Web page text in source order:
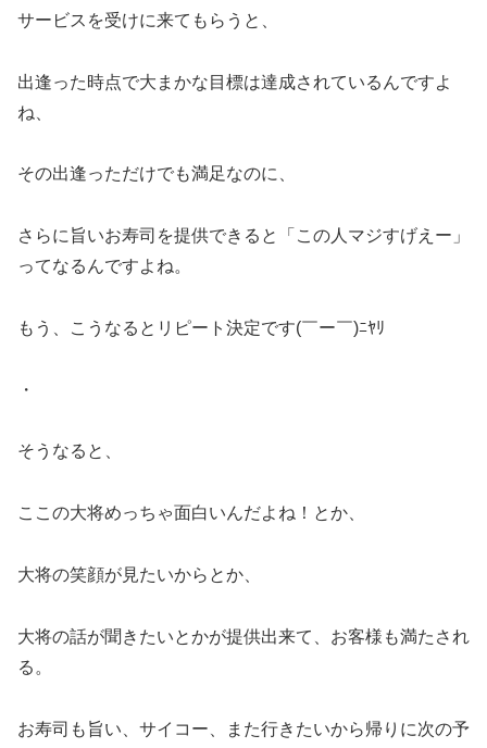
サービスを受けに来てもらうと、
出逢った時点で大まかな目標は達成されているんですよ
ね、
その出逢っただけでも満足なのに、
さらに旨いお寿司を提供できると「この人マジすげえー」
ってなるんですよね。
もう、こうなるとリピート決定です(￣ー￣)ﾆﾔﾘ
・
そうなると、
ここの大将めっちゃ面白いんだよね！とか、
大将の笑顔が見たいからとか、
大将の話が聞きたいとかが提供出来て、お客様も満たされ
る。
お寿司も旨い、サイコー、また行きたいから帰りに次の予